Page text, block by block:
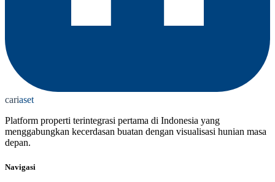
cariaset
Platform properti terintegrasi pertama di Indonesia yang
menggabungkan kecerdasan buatan dengan visualisasi hunian masa
depan.
Navigasi